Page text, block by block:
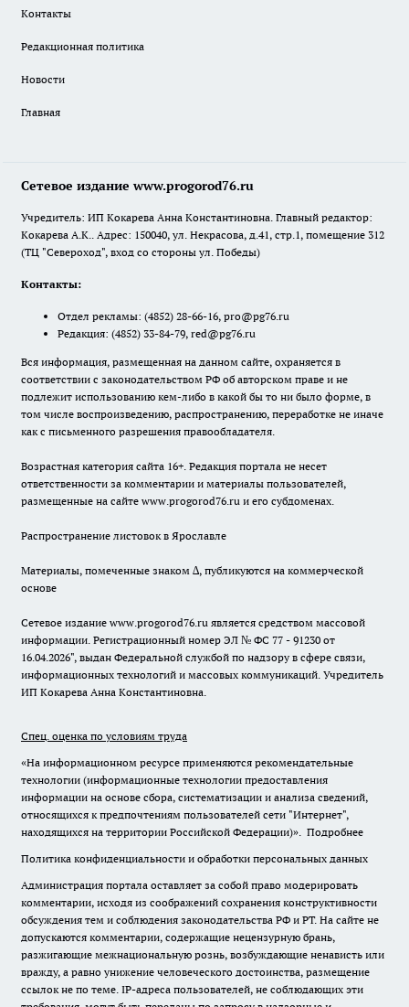
Контакты
Редакционная политика
Новости
Главная
Сетевое издание www.progorod76.ru
Учредитель: ИП Кокарева Анна Константиновна. Главный редактор:
Кокарева А.К.. Адрес: 150040, ул. Некрасова, д.41, стр.1, помещение 312
(ТЦ "Североход", вход со стороны ул. Победы)
Контакты:
Отдел рекламы: (4852) 28-66-16, pro@pg76.ru
Редакция: (4852) 33-84-79, red@pg76.ru
Вся информация, размещенная на данном сайте, охраняется в
соответствии с законодательством РФ об авторском праве и не
подлежит использованию кем-либо в какой бы то ни было форме, в
том числе воспроизведению, распространению, переработке не иначе
как с письменного разрешения правообладателя.
Возрастная категория сайта 16+. Редакция портала не несет
ответственности за комментарии и материалы пользователей,
размещенные на сайте www.progorod76.ru и его субдоменах.
Распространение листовок в Ярославле
Материалы, помеченные знаком ∆, публикуются на коммерческой
основе
Сетевое издание www.progorod76.ru является средством массовой
информации. Регистрационный номер ЭЛ № ФС 77 - 91230 от
16.04.2026", выдан Федеральной службой по надзору в сфере связи,
информационных технологий и массовых коммуникаций. Учредитель
ИП Кокарева Анна Константиновна.
Спец. оценка по условиям труда
«На информационном ресурсе применяются рекомендательные
технологии (информационные технологии предоставления
информации на основе сбора, систематизации и анализа сведений,
относящихся к предпочтениям пользователей сети "Интернет",
находящихся на территории Российской Федерации)». Подробнее
Политика конфиденциальности и обработки персональных данных
Администрация портала оставляет за собой право модерировать
комментарии, исходя из соображений сохранения конструктивности
обсуждения тем и соблюдения законодательства РФ и РТ. На сайте не
допускаются комментарии, содержащие нецензурную брань,
разжигающие межнациональную рознь, возбуждающие ненависть или
вражду, а равно унижение человеческого достоинства, размещение
ссылок не по теме. IP-адреса пользователей, не соблюдающих эти